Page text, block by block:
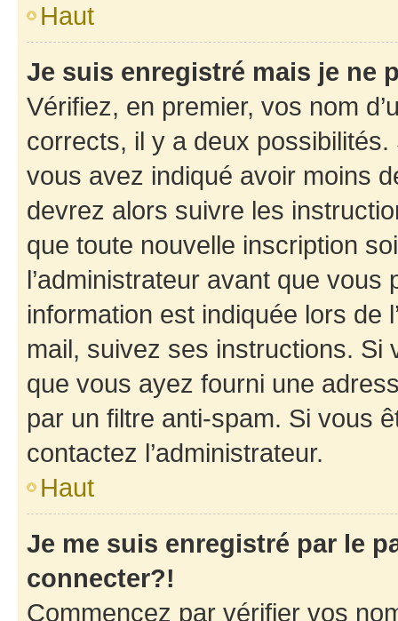
Haut
Je suis enregistré mais je ne
Vérifiez, en premier, vos nom
corrects, il y a deux
vous avez indiqué avoir moins
devrez alors suivre les
que toute nouvelle inscription
l’administrateur avant que
information est indiquée lors de
mail, suivez ses instructions. Si
que vous ayez fourni une
par un filtre anti-spam. Si vous
contactez l’administrateur.
Haut
Je me suis enregistré par le
connecter?!
Commencez par vérifier vos